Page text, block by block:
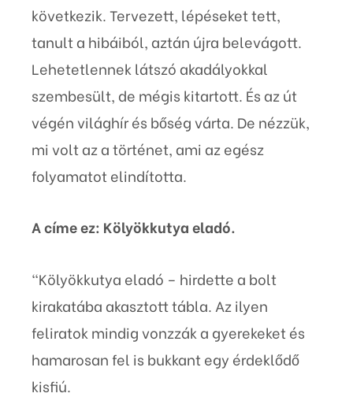
következik. Tervezett, lépéseket tett,
tanult a hibáiból, aztán újra belevágott.
Lehetetlennek látszó akadályokkal
szembesült, de mégis kitartott. És az út
végén világhír és bőség várta. De nézzük,
mi volt az a történet, ami az egész
folyamatot elindította.
A címe ez: Kölyökkutya eladó.
“Kölyökkutya eladó – hirdette a bolt
kirakatába akasztott tábla. Az ilyen
feliratok mindig vonzzák a gyerekeket és
hamarosan fel is bukkant egy érdeklődő
kisfiú.